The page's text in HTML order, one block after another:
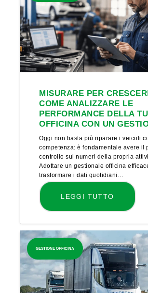
MISURARE PER
COME ANALIZZARE LE
PERFORMANCE DELLA
OFFICINA CON UN
Oggi non basta più riparare i veicoli
competenza: è fondamentale avere il
controllo sui numeri della propria
Adottare un gestionale officina
trasformare i dati quotidiani…
LEGGI TUTTO
GESTIONE OFFICINA